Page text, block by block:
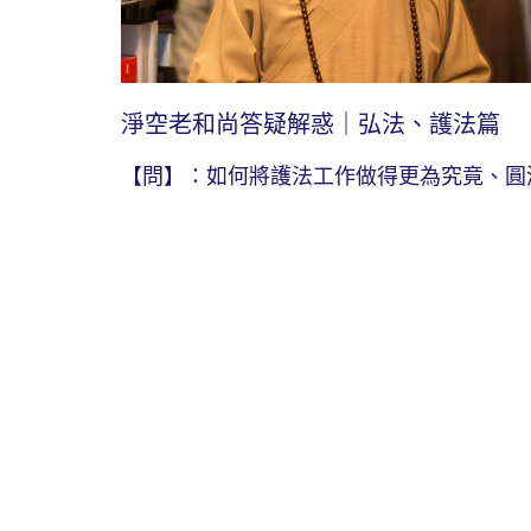
淨空老和尚答疑解惑｜弘法、護法篇
【問】：如何將護法工作做得更為究竟、